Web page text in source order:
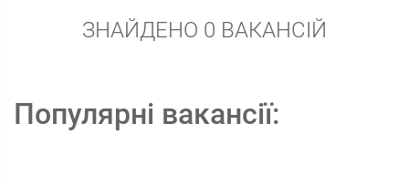
ЗНАЙДЕНО 0 ВАКАНСІЙ
Популярні вакансії: